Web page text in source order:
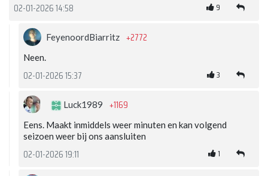
02-01-2026 14:58 9
FeyenoordBiarritz +2772
Neen.
02-01-2026 15:37 3
Luck1989 +1169
Eens. Maakt inmiddels weer minuten en kan volgend
seizoen weer bij ons aansluiten
02-01-2026 19:11 1